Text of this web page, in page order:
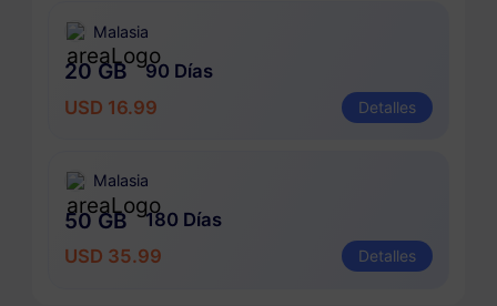
Malasia
20 GB
90 Días
USD 16.99
Detalles
Malasia
50 GB
180 Días
USD 35.99
Detalles